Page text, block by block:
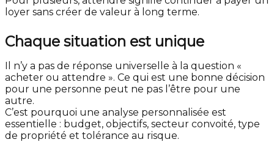
loyer sans créer de valeur à long terme.
Chaque situation est unique
Il n’y a pas de réponse universelle à la question «
acheter ou attendre ». Ce qui est une bonne décision
pour une personne peut ne pas l’être pour une
autre.
C’est pourquoi une analyse personnalisée est
essentielle : budget, objectifs, secteur convoité, type
de propriété et tolérance au risque.